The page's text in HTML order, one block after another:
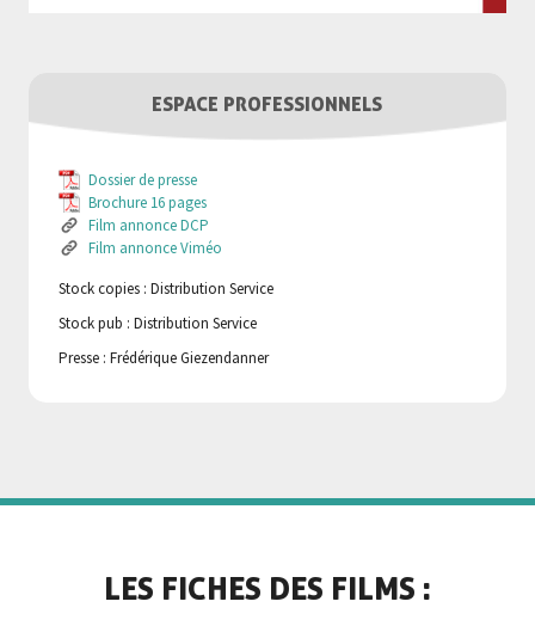
ESPACE PROFESSIONNELS
Dossier de presse
Brochure 16 pages
Film annonce DCP
Film annonce Viméo
Stock copies : Distribution Service
Stock pub : Distribution Service
Presse : Frédérique Giezendanner
LES FICHES DES FILMS :